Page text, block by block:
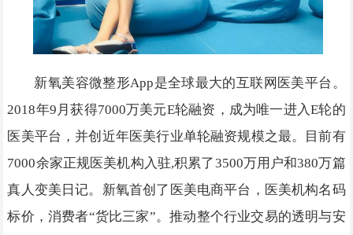
新氧美容微整形App是全球最⼤的互联网医美平台。
2018年9月获得7000万美元E轮融资，成为唯一进入E轮的
医美平台，并创近年医美行业单轮融资规模之最。⽬前有
7000余家正规医美机构⼊驻,积累了3500万用户和380万篇
真人变美⽇记。新氧首创了医美电商平台，医美机构名码
标价，消费者“货比三家”。推动整个行业交易的透明与安